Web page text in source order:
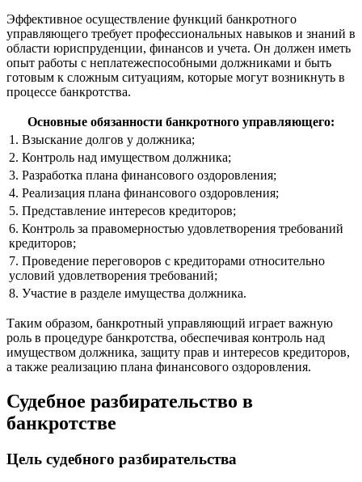
Эффективное осуществление функций банкротного
управляющего требует профессиональных навыков и знаний в
области юриспруденции, финансов и учета. Он должен иметь
опыт работы с неплатежеспособными должниками и быть
готовым к сложным ситуациям, которые могут возникнуть в
процессе банкротства.
Основные обязанности банкротного управляющего:
1. Взыскание долгов у должника;
2. Контроль над имуществом должника;
3. Разработка плана финансового оздоровления;
4. Реализация плана финансового оздоровления;
5. Представление интересов кредиторов;
6. Контроль за правомерностью удовлетворения требований
кредиторов;
7. Проведение переговоров с кредиторами относительно
условий удовлетворения требований;
8. Участие в разделе имущества должника.
Таким образом, банкротный управляющий играет важную
роль в процедуре банкротства, обеспечивая контроль над
имуществом должника, защиту прав и интересов кредиторов,
а также реализацию плана финансового оздоровления.
Судебное разбирательство в
банкротстве
Цель судебного разбирательства